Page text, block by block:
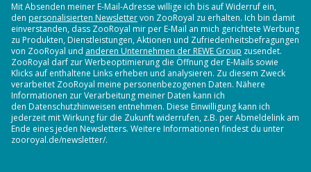
Mit Absenden meiner E-Mail-Adresse willige ich bis auf Widerruf ein,
den personalisierten Newslettervon ZooRoyal zu erhalten. Ich bin damit
einverstanden, dass ZooRoyal mir per E-Mail an mich gerichtete Werbung
zu Produkten, Dienstleistungen, Aktionen und Zufriedenheitsbefragungen
von ZooRoyal und anderen Unternehmen der REWE Group zusendet.
ZooRoyal darf zur Werbeoptimierung die Öffnung der E-Mails sowie
Klicks auf enthaltene Links erheben und analysieren. Zu diesem Zweck
verarbeitet ZooRoyal meine personenbezogenen Daten. Nähere
Informationen zur Verarbeitung meiner Daten kann ich
den Datenschutzhinweisen entnehmen. Diese Einwilligung kann ich
jederzeit mit Wirkung für die Zukunft widerrufen, z.B. per Abmeldelink am
Ende eines jeden Newsletters. Weitere Informationen findest du unter
zooroyal.de/newsletter/.